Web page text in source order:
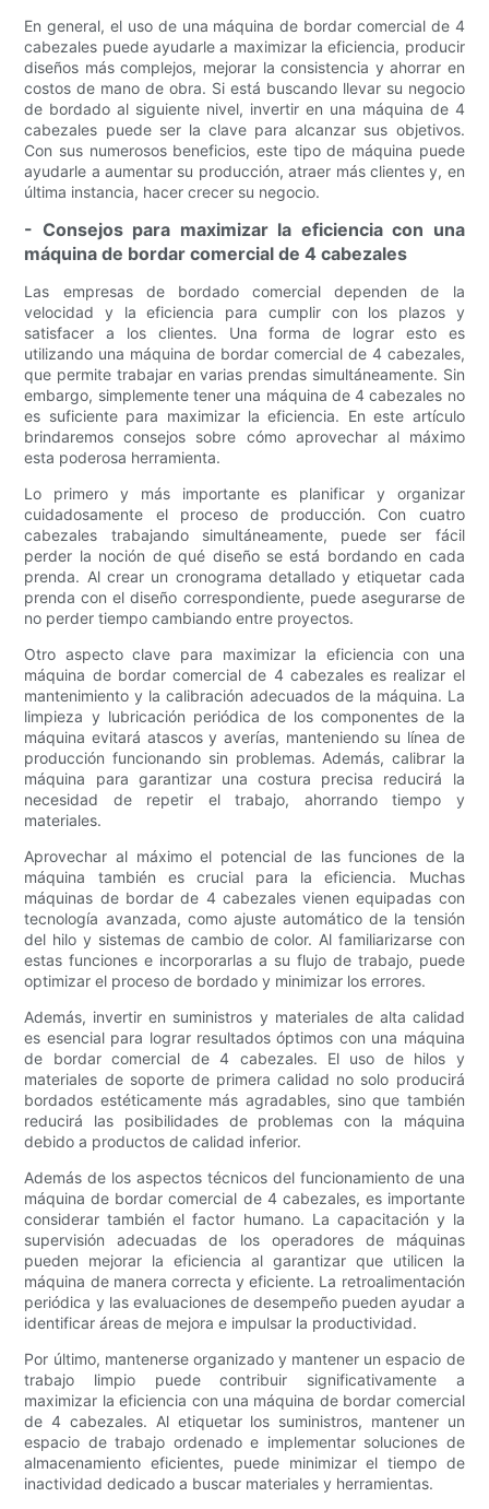
En general, el uso de una máquina de bordar comercial de 4
cabezales puede ayudarle a maximizar la eficiencia, producir
diseños más complejos, mejorar la consistencia y ahorrar en
costos de mano de obra. Si está buscando llevar su negocio
de bordado al siguiente nivel, invertir en una máquina de 4
cabezales puede ser la clave para alcanzar sus objetivos.
Con sus numerosos beneficios, este tipo de máquina puede
ayudarle a aumentar su producción, atraer más clientes y, en
última instancia, hacer crecer su negocio.
- Consejos para maximizar la eficiencia con una
máquina de bordar comercial de 4 cabezales
Las empresas de bordado comercial dependen de la
velocidad y la eficiencia para cumplir con los plazos y
satisfacer a los clientes. Una forma de lograr esto es
utilizando una máquina de bordar comercial de 4 cabezales,
que permite trabajar en varias prendas simultáneamente. Sin
embargo, simplemente tener una máquina de 4 cabezales no
es suficiente para maximizar la eficiencia. En este artículo
brindaremos consejos sobre cómo aprovechar al máximo
esta poderosa herramienta.
Lo primero y más importante es planificar y organizar
cuidadosamente el proceso de producción. Con cuatro
cabezales trabajando simultáneamente, puede ser fácil
perder la noción de qué diseño se está bordando en cada
prenda. Al crear un cronograma detallado y etiquetar cada
prenda con el diseño correspondiente, puede asegurarse de
no perder tiempo cambiando entre proyectos.
Otro aspecto clave para maximizar la eficiencia con una
máquina de bordar comercial de 4 cabezales es realizar el
mantenimiento y la calibración adecuados de la máquina. La
limpieza y lubricación periódica de los componentes de la
máquina evitará atascos y averías, manteniendo su línea de
producción funcionando sin problemas. Además, calibrar la
máquina para garantizar una costura precisa reducirá la
necesidad de repetir el trabajo, ahorrando tiempo y
materiales.
Aprovechar al máximo el potencial de las funciones de la
máquina también es crucial para la eficiencia. Muchas
máquinas de bordar de 4 cabezales vienen equipadas con
tecnología avanzada, como ajuste automático de la tensión
del hilo y sistemas de cambio de color. Al familiarizarse con
estas funciones e incorporarlas a su flujo de trabajo, puede
optimizar el proceso de bordado y minimizar los errores.
Además, invertir en suministros y materiales de alta calidad
es esencial para lograr resultados óptimos con una máquina
de bordar comercial de 4 cabezales. El uso de hilos y
materiales de soporte de primera calidad no solo producirá
bordados estéticamente más agradables, sino que también
reducirá las posibilidades de problemas con la máquina
debido a productos de calidad inferior.
Además de los aspectos técnicos del funcionamiento de una
máquina de bordar comercial de 4 cabezales, es importante
considerar también el factor humano. La capacitación y la
supervisión adecuadas de los operadores de máquinas
pueden mejorar la eficiencia al garantizar que utilicen la
máquina de manera correcta y eficiente. La retroalimentación
periódica y las evaluaciones de desempeño pueden ayudar a
identificar áreas de mejora e impulsar la productividad.
Por último, mantenerse organizado y mantener un espacio de
trabajo limpio puede contribuir significativamente a
maximizar la eficiencia con una máquina de bordar comercial
de 4 cabezales. Al etiquetar los suministros, mantener un
espacio de trabajo ordenado e implementar soluciones de
almacenamiento eficientes, puede minimizar el tiempo de
inactividad dedicado a buscar materiales y herramientas.